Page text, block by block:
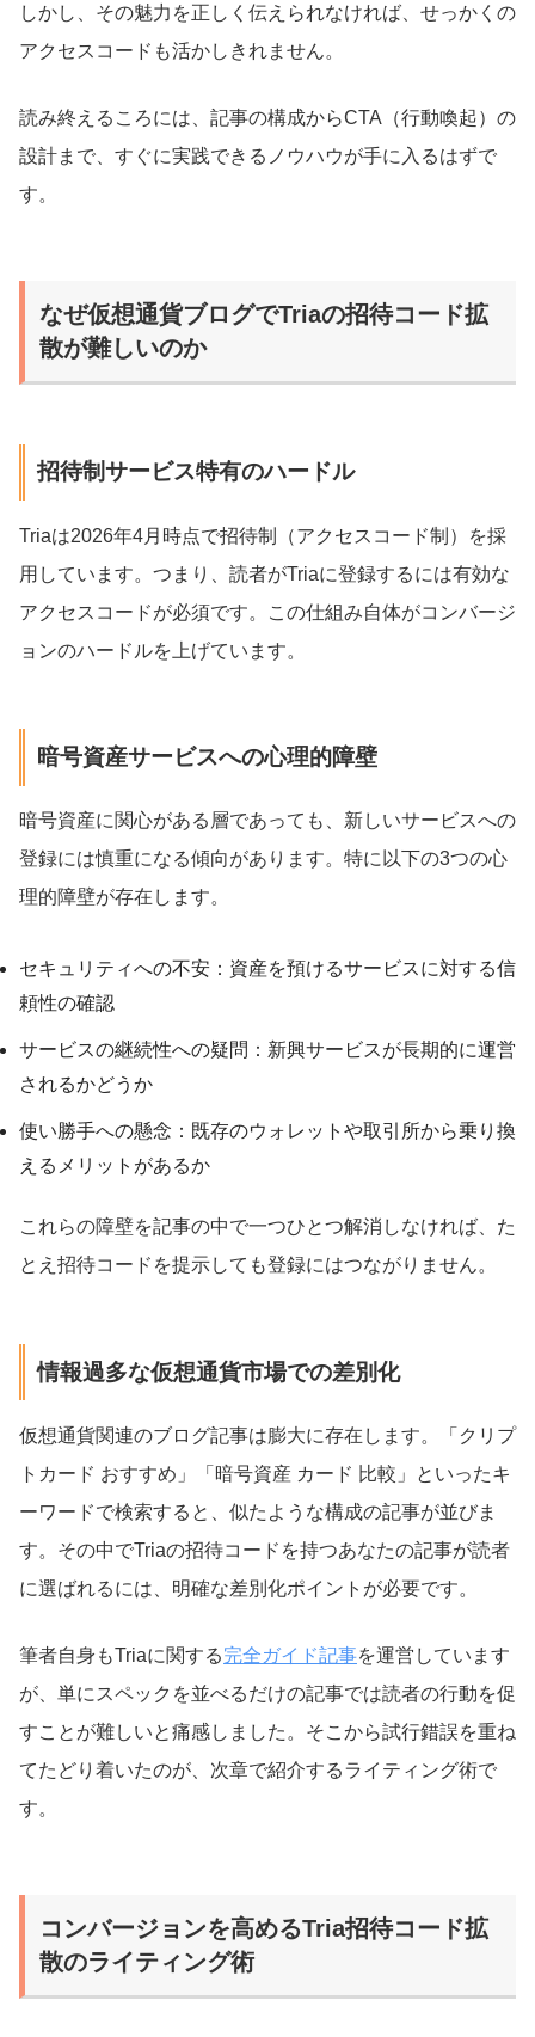
しかし、その魅力を正しく伝えられなければ、せっかくの
アクセスコードも活かしきれません。
読み終えるころには、記事の構成からCTA（行動喚起）の
設計まで、すぐに実践できるノウハウが手に入るはずで
す。
なぜ仮想通貨ブログでTriaの招待コード拡
散が難しいのか
招待制サービス特有のハードル
Triaは2026年4月時点で招待制（アクセスコード制）を採
用しています。つまり、読者がTriaに登録するには有効な
アクセスコードが必須です。この仕組み自体がコンバージ
ョンのハードルを上げています。
暗号資産サービスへの心理的障壁
暗号資産に関心がある層であっても、新しいサービスへの
登録には慎重になる傾向があります。特に以下の3つの心
理的障壁が存在します。
セキュリティへの不安：資産を預けるサービスに対する信
頼性の確認
サービスの継続性への疑問：新興サービスが長期的に運営
されるかどうか
使い勝手への懸念：既存のウォレットや取引所から乗り換
えるメリットがあるか
これらの障壁を記事の中で一つひとつ解消しなければ、た
とえ招待コードを提示しても登録にはつながりません。
情報過多な仮想通貨市場での差別化
仮想通貨関連のブログ記事は膨大に存在します。「クリプ
トカード おすすめ」「暗号資産 カード 比較」といったキ
ーワードで検索すると、似たような構成の記事が並びま
す。その中でTriaの招待コードを持つあなたの記事が読者
に選ばれるには、明確な差別化ポイントが必要です。
筆者自身もTriaに関する完全ガイド記事を運営しています
が、単にスペックを並べるだけの記事では読者の行動を促
すことが難しいと痛感しました。そこから試行錯誤を重ね
てたどり着いたのが、次章で紹介するライティング術で
す。
コンバージョンを高めるTria招待コード拡
散のライティング術